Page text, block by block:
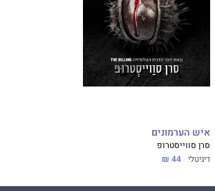
איש הערמונים
סרן סווייסטרופ
דיגיטלי 44 ₪